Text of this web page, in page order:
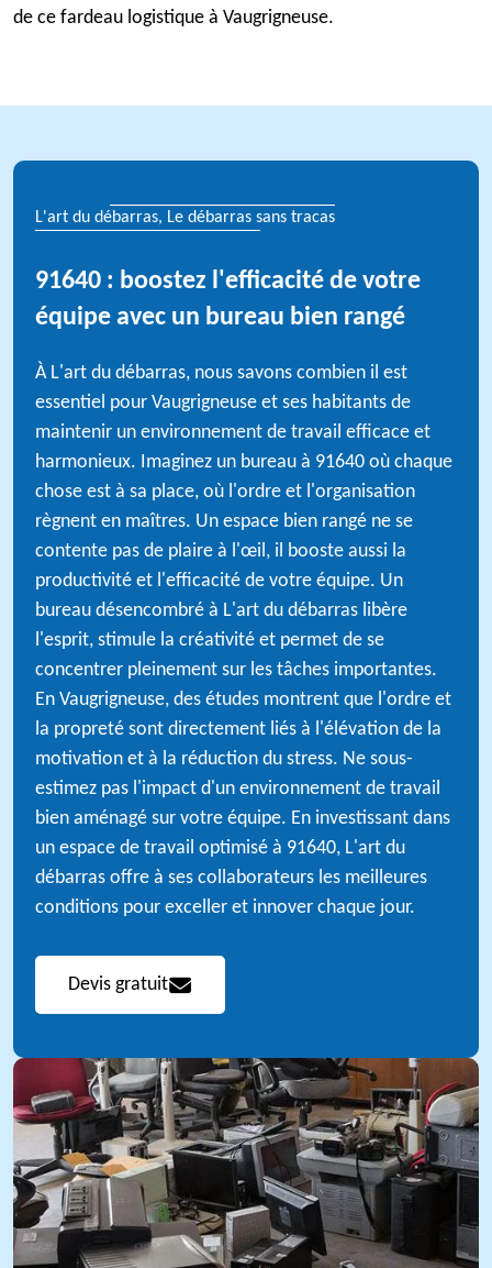
de ce fardeau logistique à Vaugrigneuse.
L'art du débarras, Le débarras sans tracas
91640 : boostez l'efficacité de votre
équipe avec un bureau bien rangé
À L'art du débarras, nous savons combien il est
essentiel pour Vaugrigneuse et ses habitants de
maintenir un environnement de travail efficace et
harmonieux. Imaginez un bureau à 91640 où chaque
chose est à sa place, où l'ordre et l'organisation
règnent en maîtres. Un espace bien rangé ne se
contente pas de plaire à l'œil, il booste aussi la
productivité et l'efficacité de votre équipe. Un
bureau désencombré à L'art du débarras libère
l'esprit, stimule la créativité et permet de se
concentrer pleinement sur les tâches importantes.
En Vaugrigneuse, des études montrent que l'ordre et
la propreté sont directement liés à l'élévation de la
motivation et à la réduction du stress. Ne sous-
estimez pas l'impact d'un environnement de travail
bien aménagé sur votre équipe. En investissant dans
un espace de travail optimisé à 91640, L'art du
débarras offre à ses collaborateurs les meilleures
conditions pour exceller et innover chaque jour.
Devis gratuit